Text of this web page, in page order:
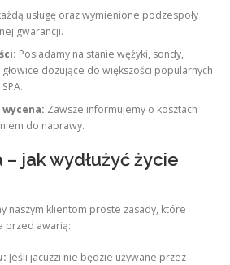
usługę oraz wymienione podzespoły
gwarancji.
Posiadamy na stanie wężyki, sondy,
dozujące do większości popularnych
Zawsze informujemy o kosztach
do naprawy.
– jak wydłużyć życie
naszym klientom proste zasady, które
przed awarią:
Jeśli jacuzzi nie będzie używane przez